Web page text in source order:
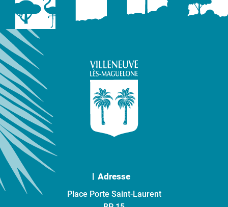
Adresse
Place Porte Saint-Laurent